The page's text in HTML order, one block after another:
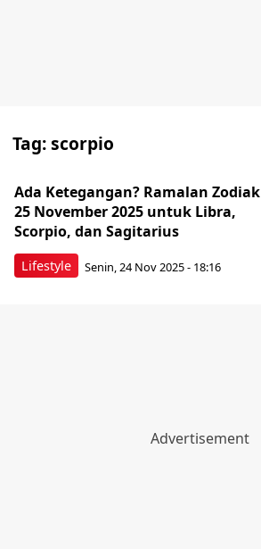
Tag:scorpio
Lifestyle
Ada Ketegangan? Ramalan Zodiak
25 November 2025 untuk Libra,
Scorpio, dan Sagitarius
Senin, 24 Nov 2025 - 18:16